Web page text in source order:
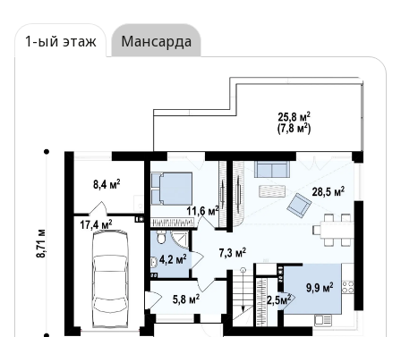
позволяет комфортнее и рациональнее
организовать ежедневный быт. К тому же она
имеет собственный выход на террасу, что
Второй свет над гостиной создает ощущение
еще большего свободного пространства.
Кладовая расположенная рядом с кухней очень
удобна для быстрого доступа к хозяйственным
принадлежностям и запасам.
Прямой переход из гаража в дом упростит
перенос вещей и распаковку покупок.
Одна из спален мансарды обустроена
собственной гардеробной.
Большое мансардное окно уменьшает
1-ый этаж Мансарда